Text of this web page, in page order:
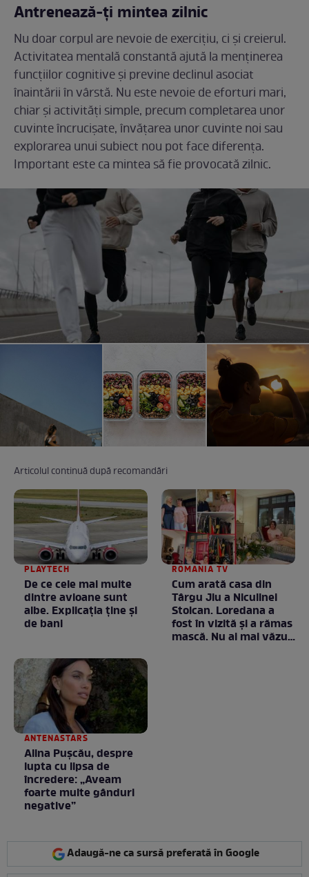
Antrenează-ți mintea zilnic
Nu doar corpul are nevoie de exercițiu, ci și creierul.
Activitatea mentală constantă ajută la menținerea
funcțiilor cognitive și previne declinul asociat
înaintării în vârstă. Nu este nevoie de eforturi mari,
chiar și activități simple, precum completarea unor
cuvinte încrucișate, învățarea unor cuvinte noi sau
explorarea unui subiect nou pot face diferența.
Important este ca mintea să fie provocată zilnic.
Articolul continuă după recomandări
PLAYTECH
De ce cele mai multe
dintre avioane sunt
albe. Explicația ține și
de bani
ROMANIA TV
Cum arată casa din
Târgu Jiu a Niculinei
Stoican. Loredana a
fost în vizită și a rămas
mască. Nu ai mai văzut
ANTENASTARS
Alina Pușcău, despre
lupta cu lipsa de
încredere: „Aveam
foarte multe gânduri
negative”
Adaugă-ne ca sursă preferată în Google